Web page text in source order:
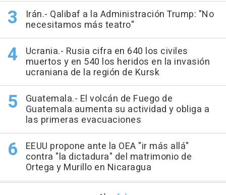
Irán.- Qalibaf a la Administración Trump: "No
necesitamos más teatro"
Ucrania.- Rusia cifra en 640 los civiles
muertos y en 540 los heridos en la invasión
ucraniana de la región de Kursk
Guatemala.- El volcán de Fuego de
Guatemala aumenta su actividad y obliga a
las primeras evacuaciones
EEUU propone ante la OEA "ir más allá"
contra "la dictadura" del matrimonio de
Ortega y Murillo en Nicaragua